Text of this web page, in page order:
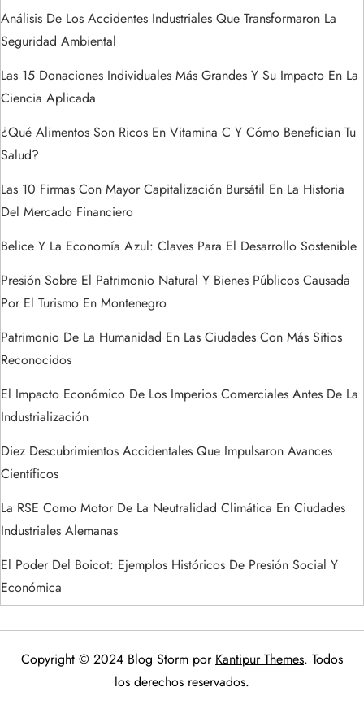
e
e
n
t
r
d
a
s
Análisis De Los Accidentes Industriales Que Transformaron La
Seguridad Ambiental
Las 15 Donaciones Individuales Más Grandes Y Su Impacto En La
Ciencia Aplicada
¿Qué Alimentos Son Ricos En Vitamina C Y Cómo Benefician Tu
Salud?
Las 10 Firmas Con Mayor Capitalización Bursátil En La Historia
Del Mercado Financiero
Belice Y La Economía Azul: Claves Para El Desarrollo Sostenible
Presión Sobre El Patrimonio Natural Y Bienes Públicos Causada
Por El Turismo En Montenegro
Patrimonio De La Humanidad En Las Ciudades Con Más Sitios
Reconocidos
El Impacto Económico De Los Imperios Comerciales Antes De La
Industrialización
Diez Descubrimientos Accidentales Que Impulsaron Avances
Científicos
La RSE Como Motor De La Neutralidad Climática En Ciudades
Industriales Alemanas
El Poder Del Boicot: Ejemplos Históricos De Presión Social Y
Económica
Copyright © 2024 Blog Storm por Kantipur Themes. Todos
los derechos reservados.